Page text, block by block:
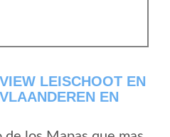
LEISCHOOT EN
EN